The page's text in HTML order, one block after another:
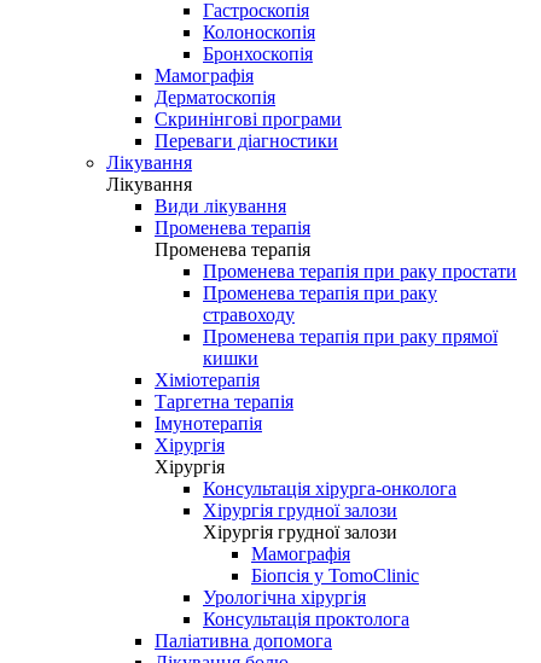
Гастроскопія
Колоноскопія
Бронхоскопія
Мамографія
Дерматоскопія
Скринінгові програми
Переваги діагностики
Лікування
Лікування
Види лікування
Променева терапія
Променева терапія
Променева терапія при раку простати
Променева терапія при раку
стравоходу
Променева терапія при раку прямої
кишки
Хіміотерапія
Таргетна терапія
Імунотерапія
Хірургія
Хірургія
Консультація хірурга-онколога
Хірургія грудної залози
Хірургія грудної залози
Мамографія
Біопсія у TomoClinic
Урологічна хірургія
Консультація проктолога
Паліативна допомога